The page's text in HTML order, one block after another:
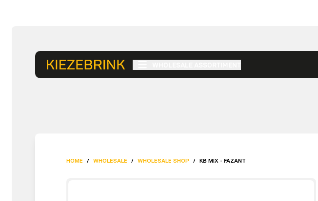
HOME / WHOLESALE / WHOLESALE SHOP / KB MIX - FAZANT